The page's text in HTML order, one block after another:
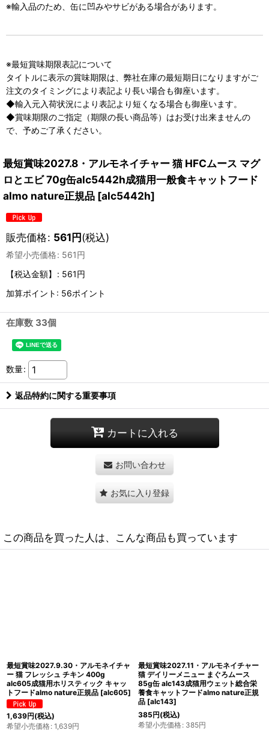
※輸入品のため、缶に凹みやサビがある場合があります。
※最短賞味期限表記について
タイトルに表示の賞味期限は、弊社在庫の最短期日になりますがご
注文のタイミングにより表記より長い場合も御座います。
◆輸入元入荷状況により表記より短くなる場合も御座います。
◆賞味期限のご指定（期限の長い商品等）はお受け出来ませんの
で、予めご了承ください。
最短賞味2027.8・アルモネイチャー 猫 HFCムース マグ
ロとエビ 70g缶alc5442h成猫用一般食キャットフード
almo nature正規品 [alc5442h]
販売価格: 561円(税込)
希望小売価格: 561円
【税込金額】
: 561円
加算ポイント: 56ポイント
在庫数 33個
数量:
返品特約に関する重要事項
カートに入れる
お問い合わせ
お気に入り登録
この商品を買った人は、こんな商品も買っています
最短賞味2027.5・アルモネイチャー
猫 HFCムース かぼちゃとチキン 70g
缶alc5440h成猫用一般食キャットフ
ードalmo nature正規品 [alc5440h]
561円(税込)
希望小売価格: 561円
最短賞味2027.9・アルモネイチャー
猫 まぐろとシラス 70g缶 alc5084成
猫用ウェット一般食キャットフード
almo nature正規品 [alc5084]
561円(税込)
希望小売価格: 561円